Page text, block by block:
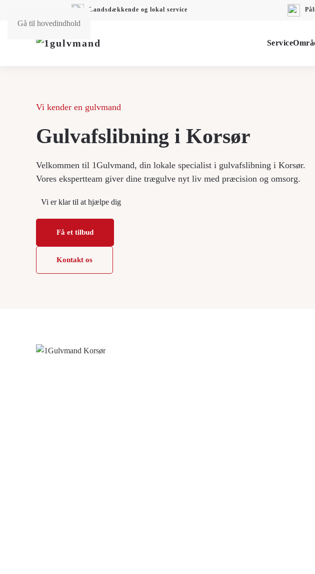
Gå til hovedindhold
Service
Landsdækkende og lokal service
Vi kender en gulvmand
Gulvafslibning i Korsør
Velkommen til 1Gulvmand, din lokale specialist i gulvafslibning i Korsør.
Vores ekspertteam giver dine trægulve nyt liv med præcision og omsorg.
Vi er klar til at hjælpe dig
Få et tilbud
Kontakt os